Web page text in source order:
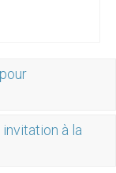
invitation à la